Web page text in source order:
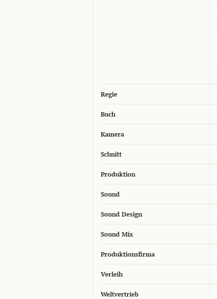
Regie
Buch
Kamera
Schnitt
Produktion
Sound
Sound Design
Sound Mix
Produktionsfirma
Verleih
Weltvertrieb